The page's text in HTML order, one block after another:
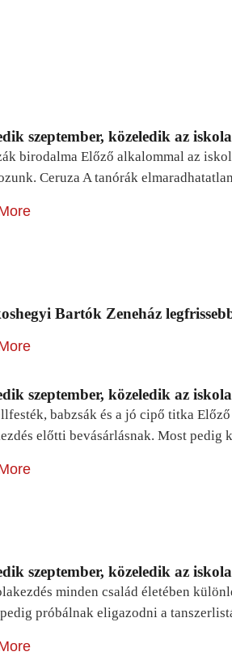
szeptember, közeledik az
birodalma Előző alkalommal az
Ceruza A tanórák
Bartók Zeneház
szeptember, közeledik az
babzsák és a jó cipő titka
előtti bevásárlásnak. Most pedig
szeptember, közeledik az
minden család életében
próbálnak eligazodni a